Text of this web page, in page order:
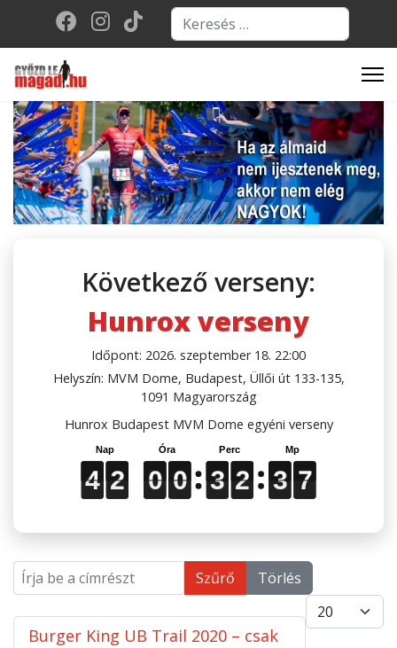
Keresés...
Type 2 or more
Következő verseny:
Hunrox verseny
Időpont: 2026. szeptember 18. 22:00
Helyszín: MVM Dome, Budapest, Üllői út 133-135,
1091 Magyarország
Hunrox Budapest MVM Dome egyéni verseny
4
4
4
4 2
2
2
2 0
0
0
0 0
0
0
0 3
3
3
3 2
2
2
2 3
3
3
3 6
7
6
7
Írja be a címrészt Szűrő Törlés
Tételek #
Burger King UB Trail 2020 – csak